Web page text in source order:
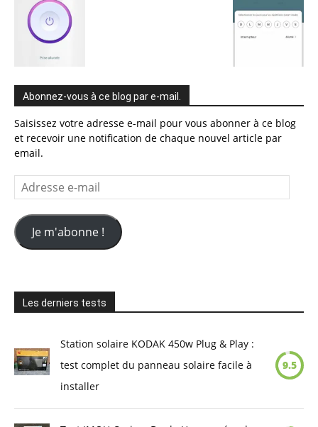
Abonnez-vous à ce blog par e-mail.
Saisissez votre adresse e-mail pour vous abonner à ce blog
et recevoir une notification de chaque nouvel article par
email.
Adresse
e-
mail
Je m'abonne !
Les derniers tests
Station solaire KODAK 450w Plug & Play :
test complet du panneau solaire facile à
installer
9.5